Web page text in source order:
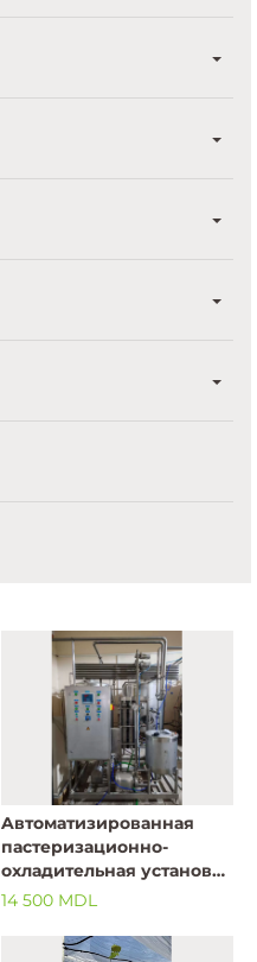
Aвтоматизированная
пастеризационно-
охладительная установка
АПОУП-Э-1
14 500 MDL